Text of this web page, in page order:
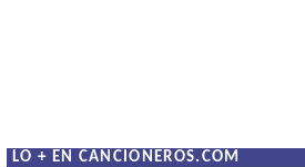
LO + EN CANCIONEROS.COM